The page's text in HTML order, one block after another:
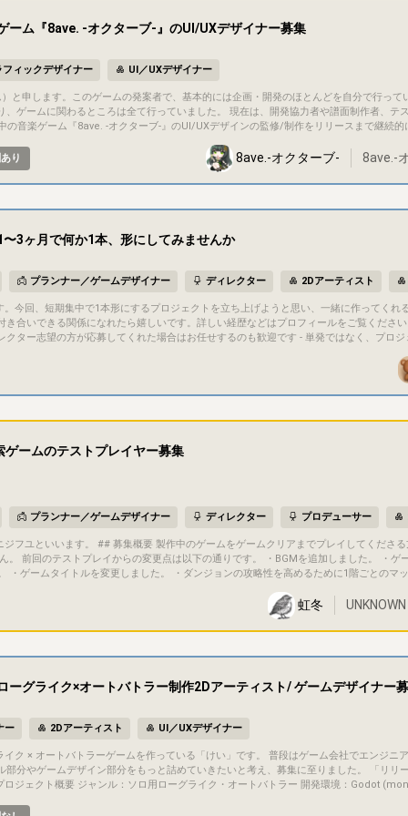
ーム『8ave. -オクターブ-』のUI/UXデザイナー募集
フィックデザイナー UI／UXデザイナー
ゲームに関わるところは全て行っていました。 現在は、開発協力者や譜面制作者、テ
沿えるようなハイクオリティな音楽ゲームをリリースすることを目指しており
提案 理由：音楽ゲームにおいて、楽曲選択画面からリザルト画面までのループは何度も
と使いやすさがゲームの評価に直結します。 ## コミュニケーション方法 - コミュニケーションは基本的にDiscord
り 8ave.-オクターブ- 8ave.-
〜3ヶ月で何か1本、形にしてみませんか
プランナー／ゲームデザイナー ディレクター 2Dアーティスト
係になれたら嬉しいです。詳しい経歴などはプロフィールをご覧ください。 ## 募集概要 - 自分がディレクターとし
ター志望の方が応募してくれた場合はお任せするのも歓迎です - 単発ではなく、プロジ
プロジェクト概要 - タイトル：未定 - ジャンル：未定（応募者の得意分野に合わせて決
1〜3ヶ月程度 - 進捗状況：企画白紙の段階（応募後、早い段階で一緒に固めていきます
あり、ちゃんと売れるところまで仕上げることを目標にしています。完成
扱う予定です（持分や具体的な取り扱いは、参加が決まった段階で個別にすり合わせ
の方ゲームのテストプレイヤー募集
プランナー／ゲームデザイナー ディレクター プロデューサー
。 前回のテストプレイからの変更点は以下の通りです。 ・BGMを追加しました。 ・ゲ
・ゲームタイトルを変更しました。 ・ダンジョンの攻略性を高めるために1階ごとのマ
確認できるようにしました。 ・プレイヤーの移動速度を遅くしました。 ・マップの大きさを狭くしました。 ・敵や宝
加しました。 ・敵のダメージ量と移動速度を変更しました。 ・ボスエネミーのダメージを変更しま
## コミュニケーション方法 こちらのサイトのチャット欄を活用させていただきます
虹冬
ーグライク×オートバトラー制作2Dアーティスト/ ゲームデザイナー
ー 2Dアーティスト UI／UXデザイナー
部分やゲームデザイン部分をもっと詰めていきたいと考え、募集に至りました。 「リリ
なります。 ・2Dアーティスト作業全